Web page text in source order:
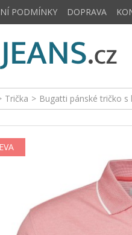
Trička > Bugatti pánské tričko s
PODMÍNKY DOPRAVA